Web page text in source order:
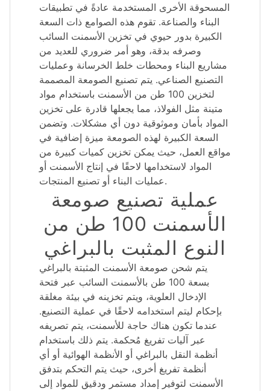
المسحوقة الأخرى المستخدمة عادةً في تطبيقات
البناء والصناعة. تقوم هذه الصوامع ذات السعة
الكبيرة بدور حيوي في تخزين الأسمنت السائب
وصرفه بدقة، وهو أمر ضروري للعديد من
مشاريع البناء ومحطات خلط الخرسانة وعمليات
التصنيع الصناعي. يتم تصنيع الصومعة المصممة
لتخزين 100 طن من الأسمنت باستخدام مواد
متينة مثل الفولاذ، مما يجعلها قادرة على تخزين
المواد بأمان وموثوقية دون أي مشكلات. وتضمن
السعة الكبيرة لهذه الصومعة ميزة إضافية في
مواقع العمل، حيث يمكن تخزين كميات كبيرة من
المواد لاستخدامها لاحقًا في إنتاج الأسمنت أو
عمليات البناء أو تصنيع المنتجات.
عملية تصنيع صومعة
الأسمنت 100 طن من
النوع المثبت بالبراغي
يتم شحن صومعة الأسمنت المثبتة بالبراغي
بسعة 100 طن بالأسمنت السائب عبر فتحة
الإدخال العلوية، ويتم تخزينه في بيئة مغلقة
بإحكام ليتم استخدامه لاحقًا في عملية التصنيع.
عندما تكون هناك حاجة للأسمنت، يتم تصريفه
عبر آليات تفريغ مُحكمة. يتم ذلك باستخدام
أنظمة النقل بالبراغي أو الأنظمة الهوائية أو أي
أنظمة تفريغ أخرى، حيث يتم التحكم بتدفق
الأسمنت لتوفير إمداد مستمر ودقيق للمواد إلى